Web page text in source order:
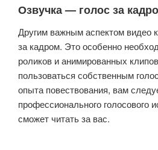
Озвучка — голос за
Другим важным аспектом видео
за кадром. Это особенно
роликов и анимированных
пользоваться собственным
опыта повествования, вам
профессионального голосового
сможет читать за вас.